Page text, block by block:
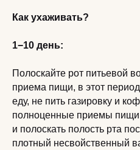
Как ухаживать?
1−10 день:
Полоскайте рот питьевой
приема пищи, в этот
еду, не пить газировку и
полноценные приемы пищи
и полоскать полость рта
плотный несвойственный